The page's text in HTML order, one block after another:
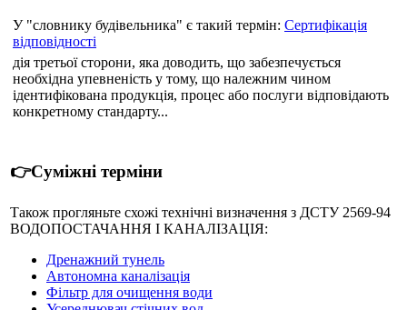
У "словнику будівельника" є такий термін: Сертифiкацiя
відповідності
дiя третьої сторони, яка доводить, що забезпечується
необхiдна упевненiсть у тому, що належним чином
iдентифiкована продукцiя, процес або послуги вiдповiдають
конкретному стандарту...
👉Суміжні терміни
Також прогляньте схожі технічні визначення з ДСТУ 2569-94
ВОДОПОСТАЧАННЯ І КАНАЛІЗАЦІЯ:
Дренажний тунель
Автономна каналізація
Фільтр для очищення води